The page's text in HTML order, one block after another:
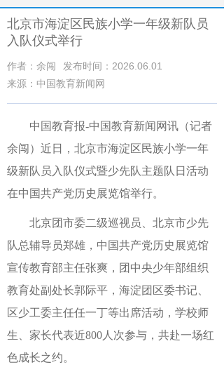
北京市海淀区民族小学一年级新队员
入队仪式举行
作者：余闯
发布时间：2026.06.01
来源：中国教育新闻网
中国教育报-中国教育新闻网讯（记者
余闯） 近日，北京市海淀区民族小学一年
级新队员入队仪式暨少先队主题队日活动
在中国共产党历史展览馆举行。
北京团市委二级巡视员、北京市少先
队总辅导员郑雄，中国共产党历史展览馆
宣传教育部主任张爽，团中央少年部组织
教育处副处长郭际平，海淀团区委书记、
区少工委主任任一丁等出席活动，学校师
生、家长代表近800人次参与，共赴一场红
色成长之约。